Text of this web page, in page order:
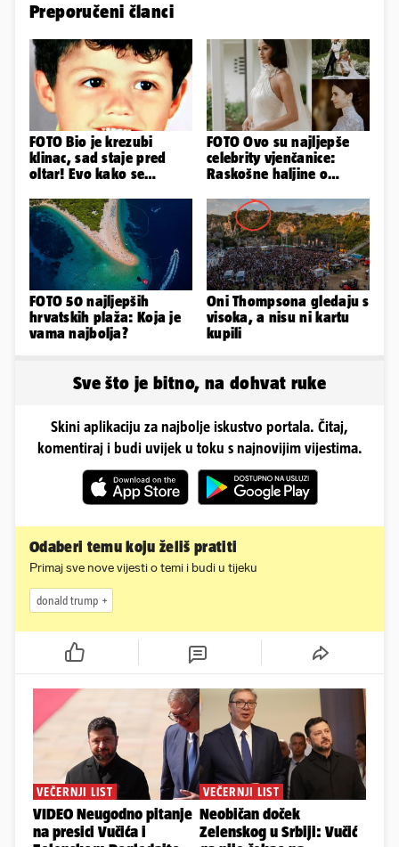
Preporučeni članci
FOTO Bio je krezubi
klinac, sad staje pred
oltar! Evo kako se
najvećih...
FOTO Ovo su najljepše
celebrity vjenčanice:
Raskošne haljine o
svijet
FOTO 50 najljepših
hrvatskih plaža: Koja je
vama najbolja?
Oni Thompsona gledaju s
visoka, a nisu ni kartu
kupili
Sve što je bitno, na dohvat ruke
Skini aplikaciju za najbolje iskustvo portala. Čitaj,
komentiraj i budi uvijek u toku s najnovijim vijestima.
Odaberi temu koju želiš pratiti
Primaj sve nove vijesti o temi i budi u tijeku
donald trump